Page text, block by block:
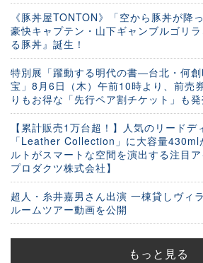
《豚丼屋TONTON》「空から豚丼が降
豪快キャプテン・山下ギャンブルゴリ
る豚丼』誕生！
特別展「躍動する明代の書―台北・何
宝」8月6日（木）午前10時より、前売
りもお得な「先行ペア割チケット」も発
【累計販売1万台超！】人気のリードデ
「Leather Collection」に大容量430ml
ルトがスマートな空間を演出する注目
プロダクツ株式会社】
超人・糸井嘉男さん出演 一棟貸しヴィ
ルームツアー動画を公開
もっと見る